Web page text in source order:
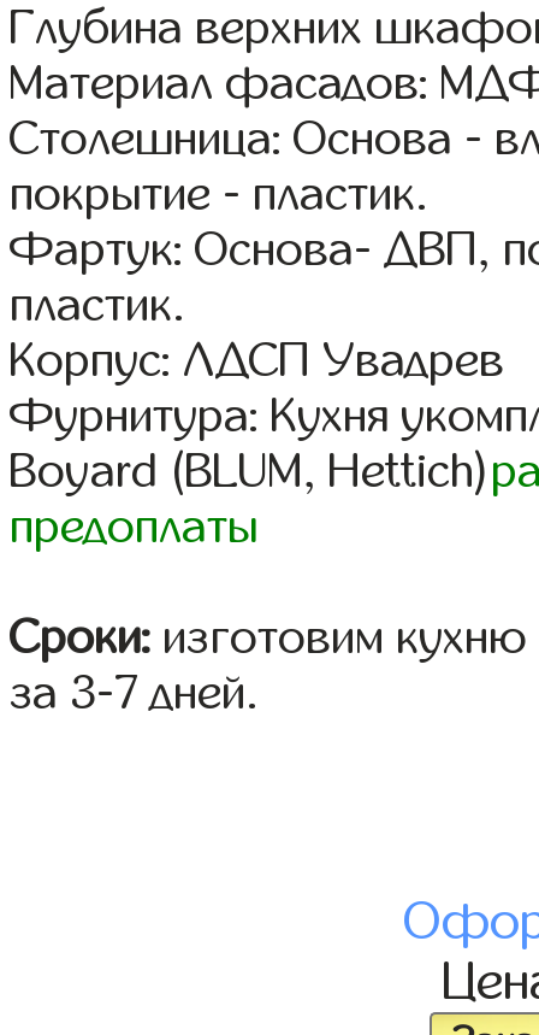
Глубина верхних
Материал фасадов:
Столешница: Основа -
покрытие - пластик.
Фартук: Основа- ДВП,
пластик.
Корпус: ЛДСП Увадрев
Фурнитура: Кухня
Boyard (BLUM, Hettich)
предоплаты
Сроки: изготовим
за 3-7 дней.